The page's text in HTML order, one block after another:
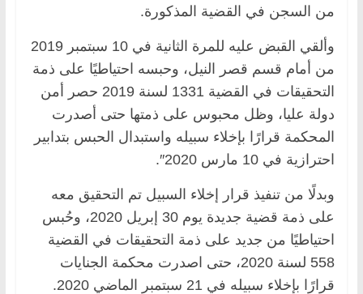
من السجن في القضية المذكورة.
وألقي القبض عليه للمرة الثانية في 10 سبتمبر 2019
من أمام قسم قصر النيل، وحبسه احتياطيًا على ذمة
التحقيقات في القضية 1331 لسنة 2019 حصر أمن
دولة عليا، وظل محبوس على ذمتها حتى أصدرت
المحكمة قرارًا بإخلاء سبيله واستبدال الحبس بتدابير
احترازية في 10 مارس 2020″.
وبدلًا من تنفيذ قرار إخلاء السبيل تم التحقيق معه
على ذمة قضية جديدة يوم 30 إبريل 2020، وحُبس
احتياطيًا من جديد على ذمة التحقيقات في القضية
558 لسنة 2020، حتى اصدرت محكمة الجنايات
قرارًا بإخلاء سبيله في 21 سبتمبر الماضي 2020.